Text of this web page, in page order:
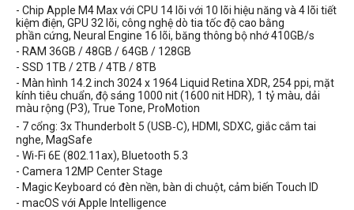
- Chip Apple M4 Max với CPU 14 lõi với 10 lõi hiệu năng và 4 lõi tiết
kiệm điện, GPU 32 lõi, công nghệ dò tia tốc độ cao bằng
phần cứng, Neural Engine 16 lõi, băng thông bộ nhớ410GB/s
- RAM 36GB / 48GB / 64GB / 128GB
- SSD 1TB / 2TB / 4TB / 8TB
- Màn hình 14.2 inch 3024 x 1964 Liquid Retina XDR, 254 ppi, mặt
kính tiêu chuẩn, độ sáng 1000 nit (1600 nit HDR), 1 tỷ màu, dải
màu rộng (P3), True Tone, ProMotion
- 7 cổng: 3x Thunderbolt 5 (USB‑C), HDMI, SDXC, giắc cắm tai
nghe, MagSafe
- Wi-Fi 6E (802.11ax), Bluetooth 5.3
- Camera 12MP Center Stage
- Magic Keyboard có đèn nền, bàn di chuột, cảm biến Touch ID
- macOS với Apple Intelligence